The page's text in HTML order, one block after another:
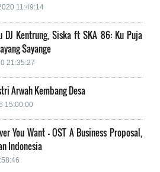
11:49:14
DJ Kentrung, Siska ft SKA 86: Ku Puja
Sayange
21:35:27
Arwah Kembang Desa
15:00:00
You Want - OST A Business Proposal,
Indonesia